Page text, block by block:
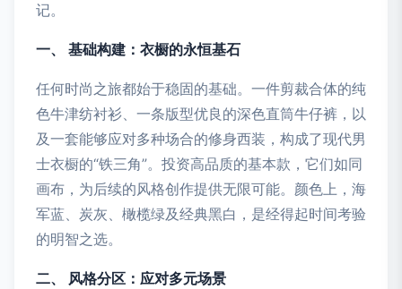
记。
一、 基础构建：衣橱的永恒基石
任何时尚之旅都始于稳固的基础。一件剪裁合体的纯
色牛津纺衬衫、一条版型优良的深色直筒牛仔裤，以
及一套能够应对多种场合的修身西装，构成了现代男
士衣橱的“铁三角”。投资高品质的基本款，它们如同
画布，为后续的风格创作提供无限可能。颜色上，海
军蓝、炭灰、橄榄绿及经典黑白，是经得起时间考验
的明智之选。
二、 风格分区：应对多元场景